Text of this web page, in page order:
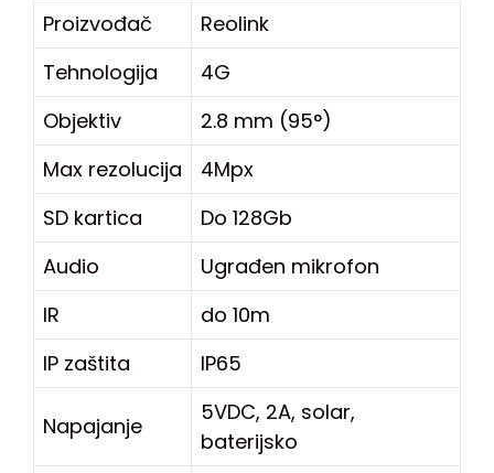
Proizvođač
Reolink
Tehnologija
4G
Objektiv
2.8 mm (95°)
Max rezolucija
4Mpx
SD kartica
Do 128Gb
Audio
Ugrađen mikrofon
IR
do 10m
IP zaštita
IP65
Napajanje
5VDC, 2A, solar,
baterijsko